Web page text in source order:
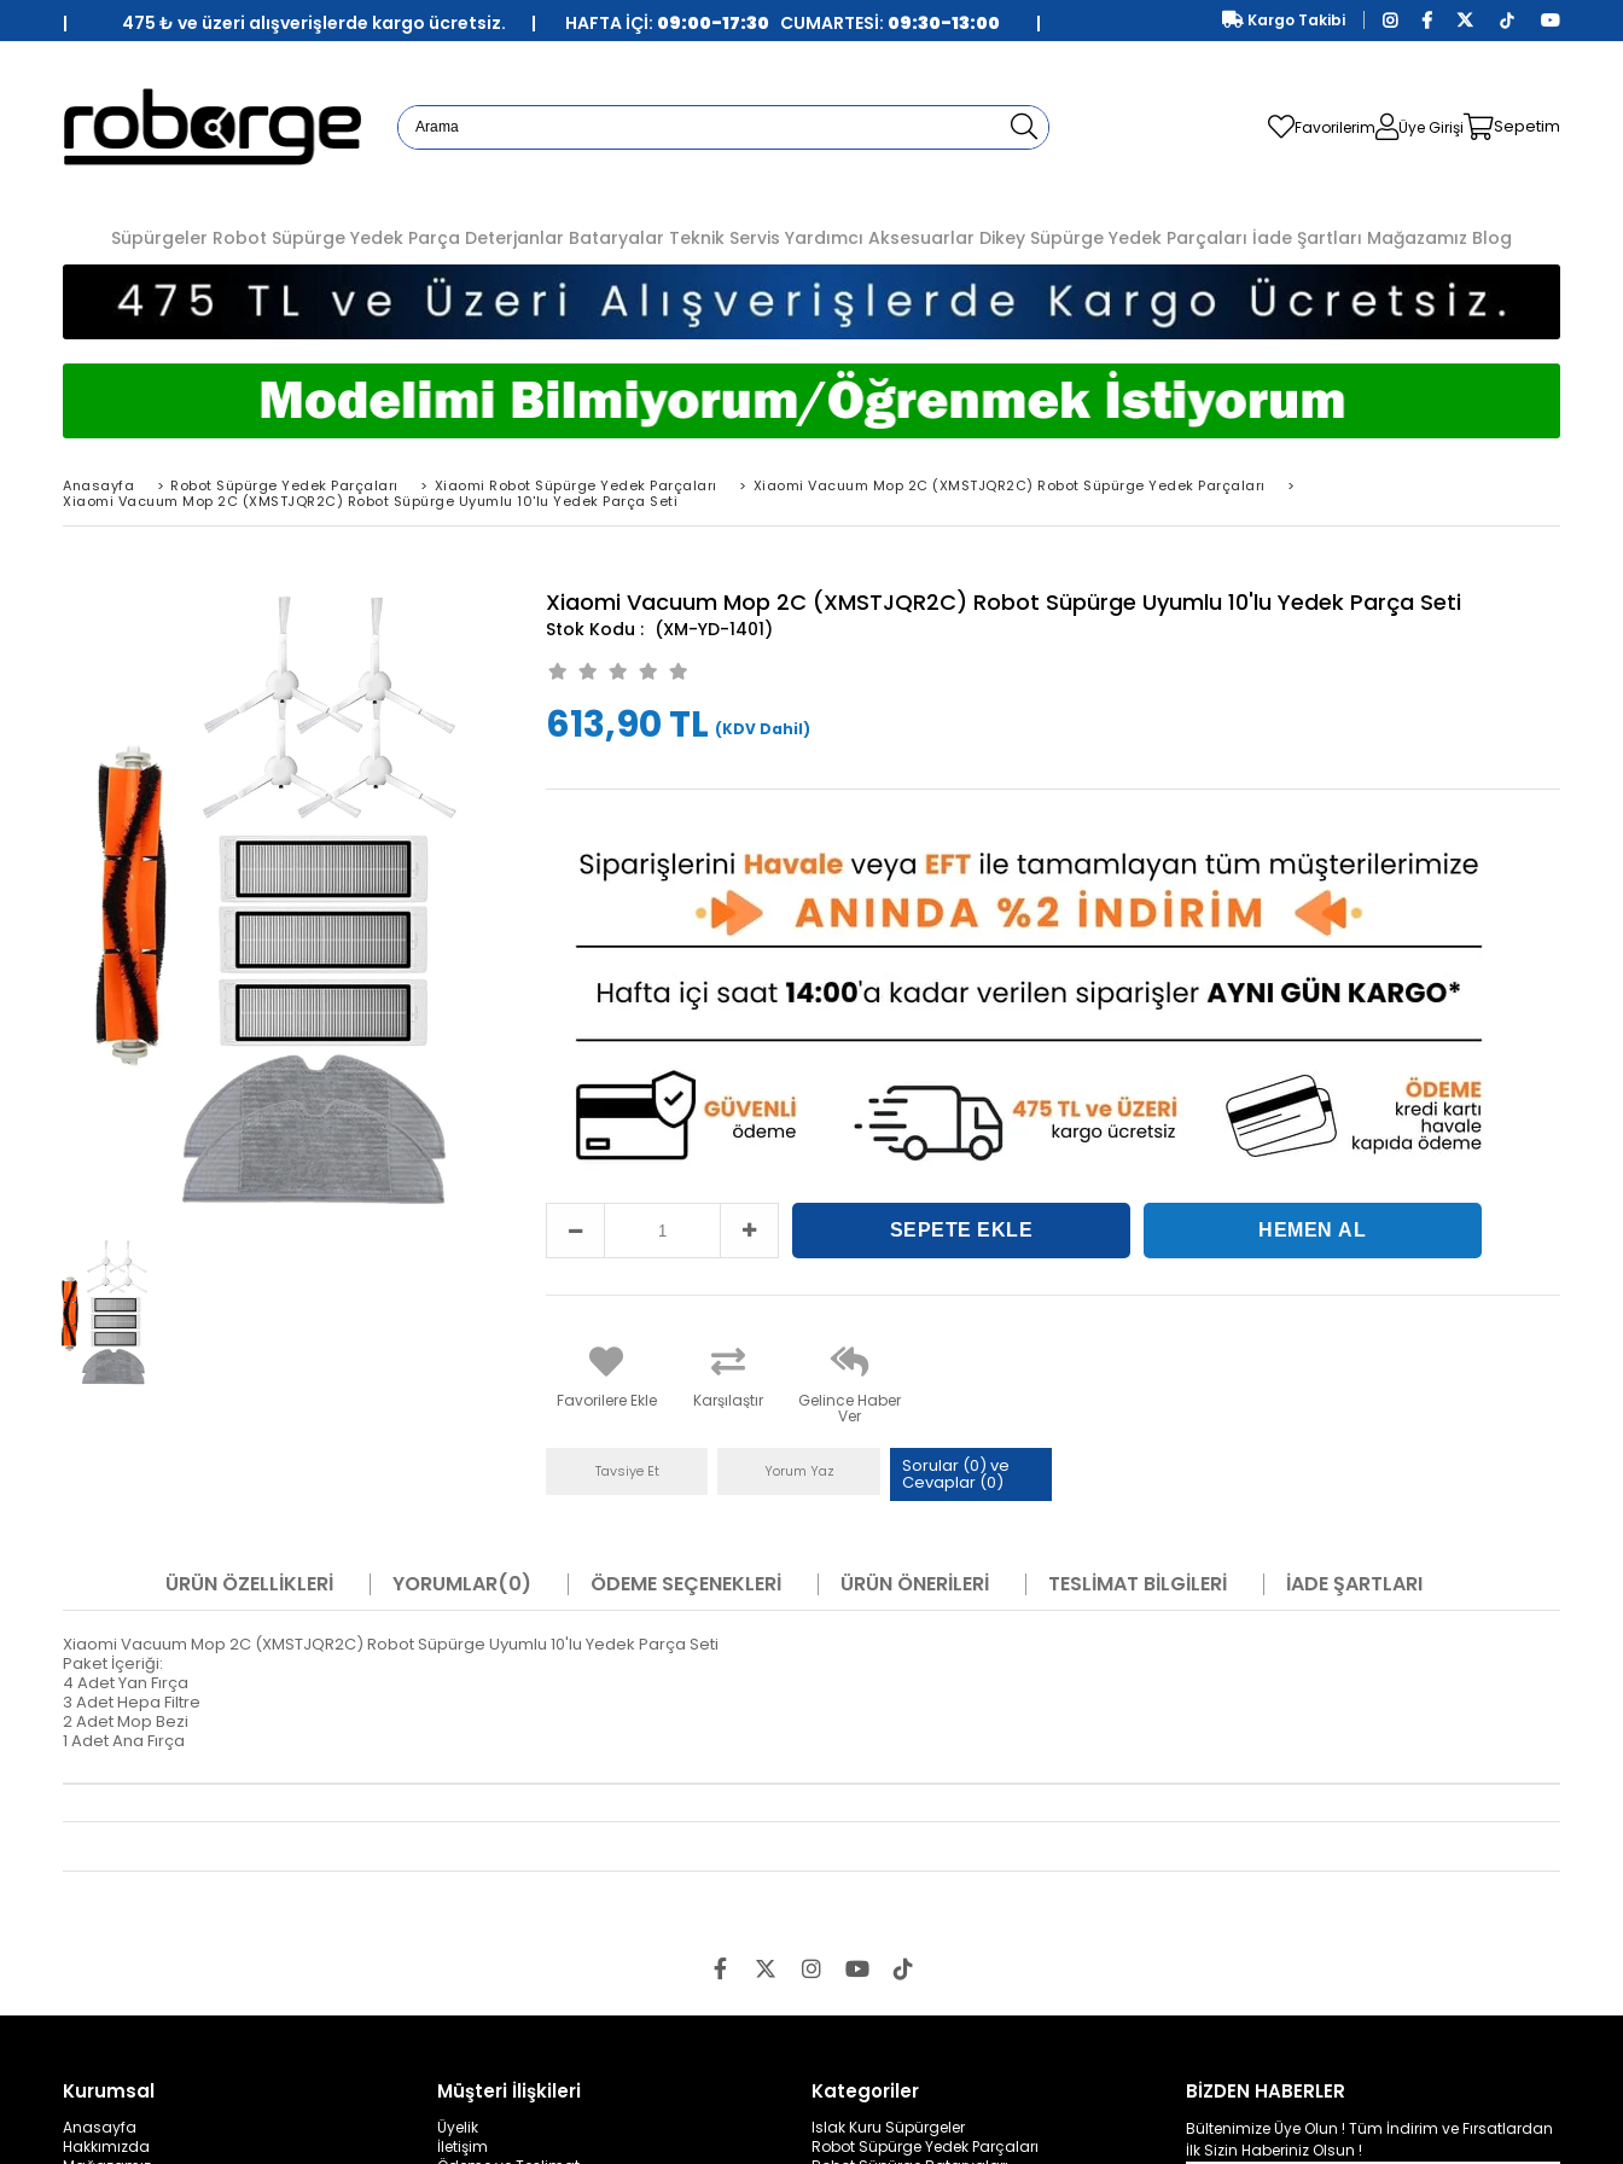
| 475 ₺ ve üzeri alışverişlerde kargo ücretsiz. | HAFTA İÇİ: 09:00-17:30 CUMARTESİ: 09:30-13:00 | Kargo Takibi
Favorilerim Üye Girişi Sepetim
Süpürgeler Robot Süpürge Yedek Parça Deterjanlar Bataryalar Teknik Servis Yardımcı Aksesuarlar Dikey Süpürge Yedek Parçaları İade Şartları Mağazamız Blog
Anasayfa > Robot Süpürge Yedek Parçaları > Xiaomi Robot Süpürge Yedek Parçaları > Xiaomi Vacuum Mop 2C (XMSTJQR2C) Robot Süpürge Yedek Parçaları
>
Xiaomi Vacuum Mop 2C (XMSTJQR2C) Robot Süpürge Uyumlu 10'lu Yedek Parça Seti
Xiaomi Vacuum Mop 2C (XMSTJQR2C) Robot Süpürge Uyumlu 10'lu Yedek Parça Seti
(XM-YD-1401)
613,90 TL (KDV Dahil)
Favorilere Ekle Karşılaştır Gelince Haber
Ver
Tavsiye Et Yorum Yaz Sorular (0) ve
Cevaplar (0)
ÜRÜN ÖZELLIKLERI YORUMLAR(0) ÖDEME SEÇENEKLERI ÜRÜN ÖNERILERI TESLIMAT BILGILERI İADE ŞARTLARI
Xiaomi Vacuum Mop 2C (XMSTJQR2C) Robot Süpürge Uyumlu 10'lu Yedek Parça Seti
Paket İçeriği:
4 Adet Yan Fırça
3 Adet Hepa Filtre
2 Adet Mop Bezi
1 Adet Ana Fırça
Kurumsal
Anasayfa
Hakkımızda
Müşteri İlişkileri
Üyelik
İletişim
Kategoriler
Islak Kuru Süpürgeler
Robot Süpürge Yedek Parçaları
BİZDEN HABERLER
Bültenimize Üye Olun ! Tüm İndirim ve Fırsatlardan
İlk Sizin Haberiniz Olsun !